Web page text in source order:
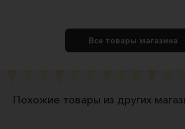
Все товары магазина
Похожие товары из других